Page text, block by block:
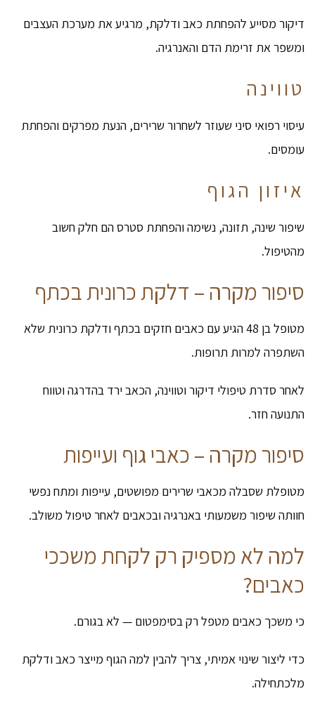
דיקור מסייע להפחתת כאב ודלקת, מרגיע את מערכת העצבים
ומשפר את זרימת הדם והאנרגיה.
טווינה
עיסוי רפואי סיני שעוזר לשחרור שרירים, הנעת מפרקים והפחתת
עומסים.
איזון הגוף
שיפור שינה, תזונה, נשימה והפחתת סטרס הם חלק חשוב
מהטיפול.
סיפור מקרה – דלקת כרונית בכתף
מטופל בן 48 הגיע עם כאבים חזקים בכתף ודלקת כרונית שלא
השתפרה למרות תרופות.
לאחר סדרת טיפולי דיקור וטווינה, הכאב ירד בהדרגה וטווח
התנועה חזר.
סיפור מקרה – כאבי גוף ועייפות
מטופלת שסבלה מכאבי שרירים מפושטים, עייפות ומתח נפשי
חוותה שיפור משמעותי באנרגיה ובכאבים לאחר טיפול משולב.
למה לא מספיק רק לקחת משככי
כאבים?
כי משכך כאבים מטפל רק בסימפטום — לא בגורם.
כדי ליצור שינוי אמיתי, צריך להבין למה הגוף מייצר כאב ודלקת
מלכתחילה.